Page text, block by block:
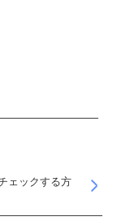
ェックする方